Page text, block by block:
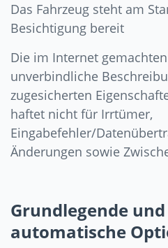
Das Fahrzeug steht am
Besichtigung bereit
Die im Internet
unverbindliche
zugesicherten
haftet nicht für Irrtümer,
Eingabefehler/
Änderungen sowie
Grundlegende
automatische